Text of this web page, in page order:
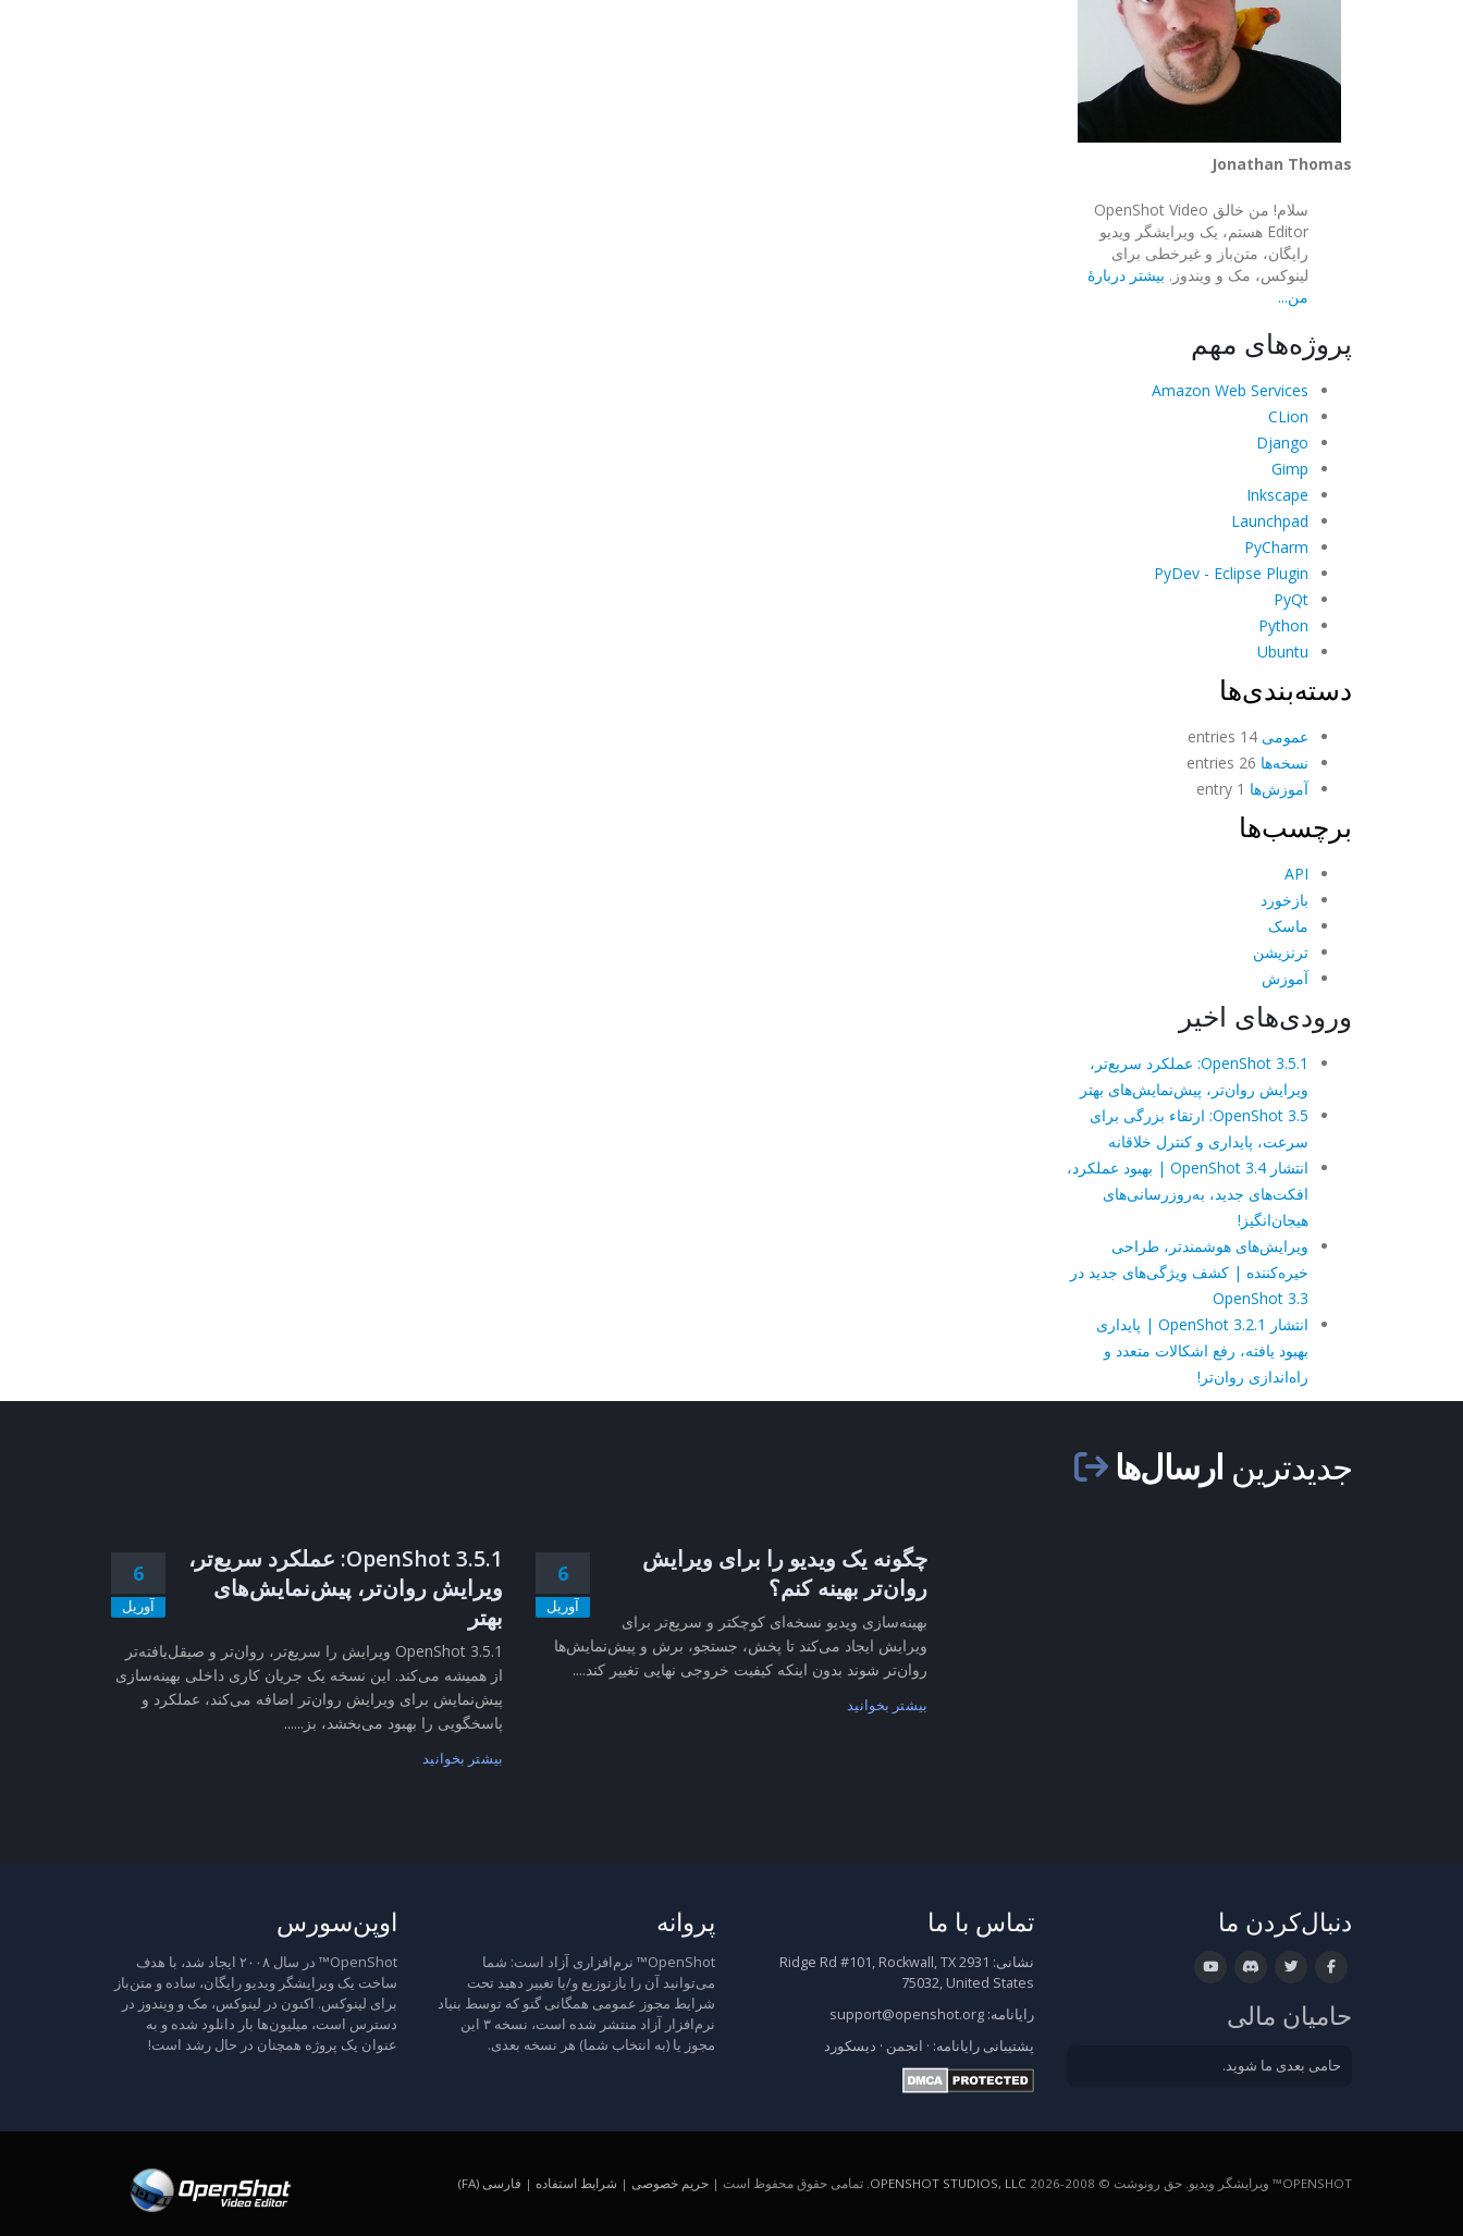
Jonathan Thomas
سلام! من خالق OpenShot Video
Editor هستم، یک ویرایشگر ویدیو
رایگان، متن‌باز و غیرخطی برای
لینوکس، مک و ویندوز. بیشتر دربارهٔ
من...
پروژه‌های مهم
Amazon Web Services
CLion
Django
Gimp
Inkscape
Launchpad
PyCharm
PyDev - Eclipse Plugin
PyQt
Python
Ubuntu
دسته‌بندی‌ها
عمومی
نسخه‌ها
آموزش‌ها
برچسب‌ها
API
بازخورد
ماسک
ترنزیشن
آموزش
ورودی‌های اخیر
OpenShot 3.5.1: عملکرد سریع‌تر،
ویرایش روان‌تر، پیش‌نمایش‌های بهتر
OpenShot 3.5: ارتقاء بزرگی برای
سرعت، پایداری و کنترل خلاقانه
انتشار OpenShot 3.4 | بهبود عملکرد،
افکت‌های جدید، به‌روزرسانی‌های
هیجان‌انگیز!
ویرایش‌های هوشمندتر، طراحی
خیره‌کننده | کشف ویژگی‌های جدید در
OpenShot 3.3
انتشار OpenShot 3.2.1 | پایداری
بهبود یافته، رفع اشکالات متعدد و
راه‌اندازی روان‌تر!
جدیدترین ارسال‌ها
6
آوریل
OpenShot 3.5.1: عملکرد سریع‌تر،
ویرایش روان‌تر، پیش‌نمایش‌های
بهتر
OpenShot 3.5.1 ویرایش را سریع‌تر، روان‌تر و صیقل‌یافته‌تر
از همیشه می‌کند. این نسخه یک جریان کاری داخلی بهینه‌سازی
پیش‌نمایش برای ویرایش روان‌تر اضافه می‌کند، عملکرد و
پاسخگویی را بهبود می‌بخشد، بز......
بیشتر بخوانید
6
آوریل
چگونه یک ویدیو را برای ویرایش
روان‌تر بهینه کنم؟
بهینه‌سازی ویدیو نسخه‌ای کوچکتر و سریع‌تر برای
ویرایش ایجاد می‌کند تا پخش، جستجو، برش و پیش‌نمایش‌ها
روان‌تر شوند بدون اینکه کیفیت خروجی نهایی تغییر کند....
بیشتر بخوانید
اوپن‌سورس
OpenShot™ در سال ۲۰۰۸ ایجاد شد، با هدف
ساخت یک ویرایشگر ویدیو رایگان، ساده و متن‌باز
برای لینوکس. اکنون در لینوکس، مک و ویندوز در
دسترس است، میلیون‌ها بار دانلود شده و به
عنوان یک پروژه همچنان در حال رشد است!
پروانه
OpenShot™ نرم‌افزاری آزاد است: شما
می‌توانید آن را بازتوزیع و/یا تغییر دهید تحت
شرایط مجوز عمومی همگانی گنو که توسط بنیاد
نرم‌افزار آزاد منتشر شده است، نسخه ۳ این
مجوز یا (به انتخاب شما) هر نسخه بعدی.
تماس با ما
نشانی:
2931 Ridge Rd #101, Rockwall, TX
75032, United States
رایانامه: support@openshot.org
پشتیبانی رایانامه: · انجمن · دیسکورد
دنبال‌کردن ما
حامیان مالی
حامی بعدی ما شوید.
OPENSHOT™ ویرایشگر ویدیو. حق رونوشت © 2008-2026 OPENSHOT STUDIOS, LLC. تمامی حقوق محفوظ است | حریم خصوصی | شرایط استفاده | فارسی (FA)